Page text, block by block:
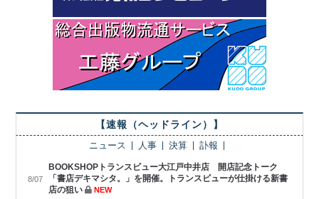
【速報（ヘッドライン）】
ニュース 人事 決算 訃報
8/07
BOOKSHOPトランスビュー大江戸中井店 開店記念トーク
「書店デキマシタ。」を開催。トランスビューが仕掛ける新書
店の狙い
NEW